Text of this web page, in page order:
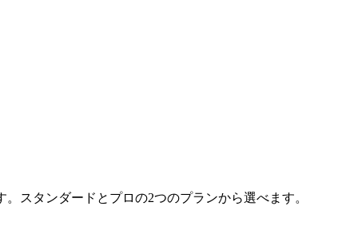
スタンダードとプロの2つのプランから選べます。